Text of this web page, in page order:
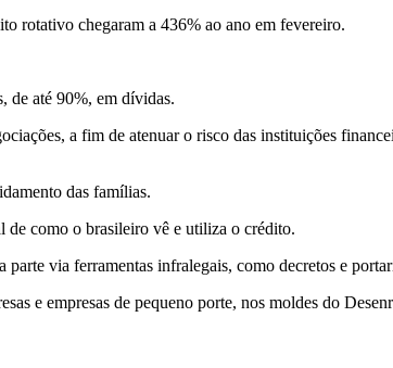
rotativo chegaram a 436% ao ano em fevereiro.
de até 90%, em dívidas.
a fim de atenuar o risco das instituições
das famílias.
de como o brasileiro vê e utiliza o crédito.
via ferramentas infralegais, como decretos e
e empresas de pequeno porte, nos moldes do